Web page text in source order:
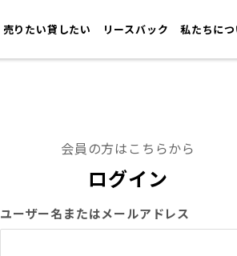
売りたい貸したい リースバック 私たちに
会員の方はこちらから
ログイン
ユーザー名またはメールアドレス